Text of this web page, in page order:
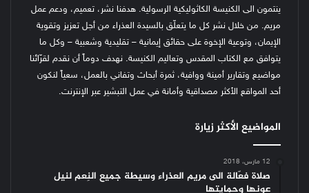
ينتمون الى الكنيسة الكاثوليكية الرسولية. هدفنا نشر، تعميم، ودعم عمل
مريم. من خلال نشر كل ما يتعلّق بالسيدة العذراء من أجل تعزيز وتقوية
الإيمان، وتوعية الإخوة على حقائق إيمانية – تقليدية وشعبية – وكل ما
يتوافق مع الكتاب المقدس وتعاليم الكنيسة. نهدف دوماً أن نقدم لقرّائنا
مواضيع وتقارير أمينة ووافية، ثمرة أبحاث وتفاني بالعمل، سعياً لنكون
أحد المواقع الأكثر مصداقية وأمانة في عمل التبشير عبر الإنترنت.
المواضيع الأكثر زيارة
12 مارس، 2018
صلاة فعّالة الى مريم العذراء وسيطة جميع النِعم لنيل
عونها وحمايتها